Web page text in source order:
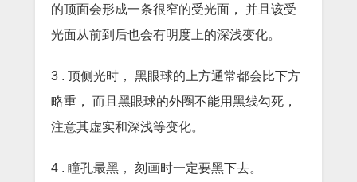
的顶面会形成一条很窄的受光面， 并且该受
光面从前到后也会有明度上的深浅变化。
3 . 顶侧光时， 黑眼球的上方通常都会比下方
略重， 而且黑眼球的外圈不能用黑线勾死，
注意其虚实和深浅等变化。
4 . 瞳孔最黑， 刻画时一定要黑下去。